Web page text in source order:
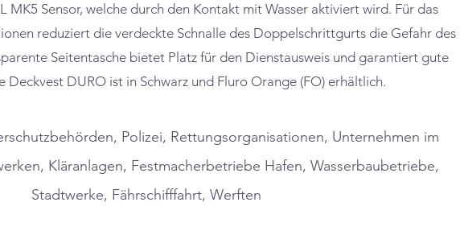
MK5 Sensor, welche durch den Kontakt mit Wasser aktiviert wird. Für das
reduziert die verdeckte Schnalle des Doppelschrittgurts die Gefahr des
Seitentasche bietet Platz für den Dienstausweis und garantiert gute
Deckvest DURO ist in Schwarz und Fluro Orange (FO) erhältlich.
Polizei, Rettungsorganisationen, Unternehmen im
Kläranlagen, Festmacherbetriebe Hafen, Wasserbaubetriebe,
Stadtwerke, Fährschifffahrt, Werften